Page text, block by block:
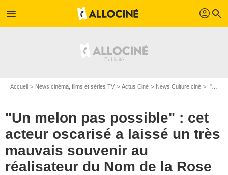
menu profil search
Accueil News cinéma, films et séries TV Actus Ciné News Culture ciné "Un melon pas possible" : cet acteur oscarisé a laissé un très mauvais souvenir au réalisateur du Nom de la Rose
"Un melon pas possible" : cet
acteur oscarisé a laissé un très
mauvais souvenir au
réalisateur du Nom de la Rose